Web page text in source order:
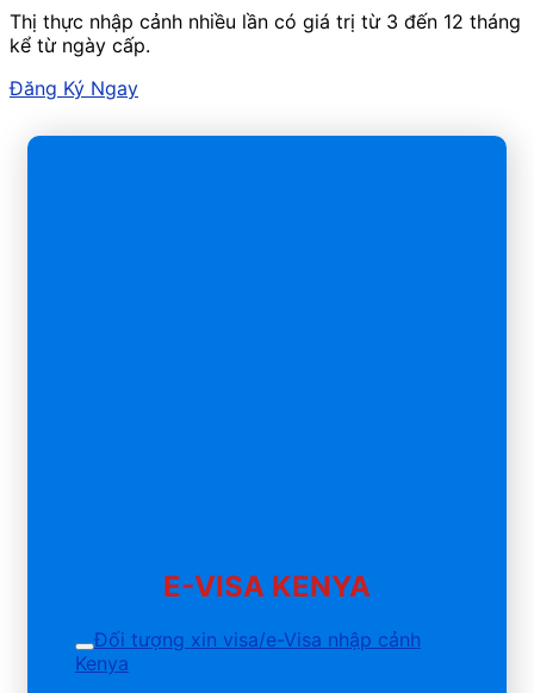
Thị thực nhập cảnh nhiều lần có giá trị từ 3 đến 12 tháng
kể từ ngày cấp.
Đăng Ký Ngay
E-VISA KENYA
Đối tượng xin visa/e-Visa nhập cảnh
Kenya